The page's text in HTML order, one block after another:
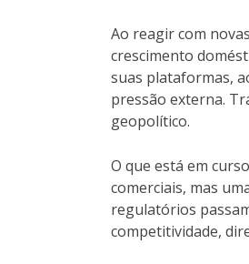
Ao reagir com
crescimento
suas plataformas,
pressão externa.
geopolítico.
O que está em
comerciais, mas
regulatórios
competitividade,